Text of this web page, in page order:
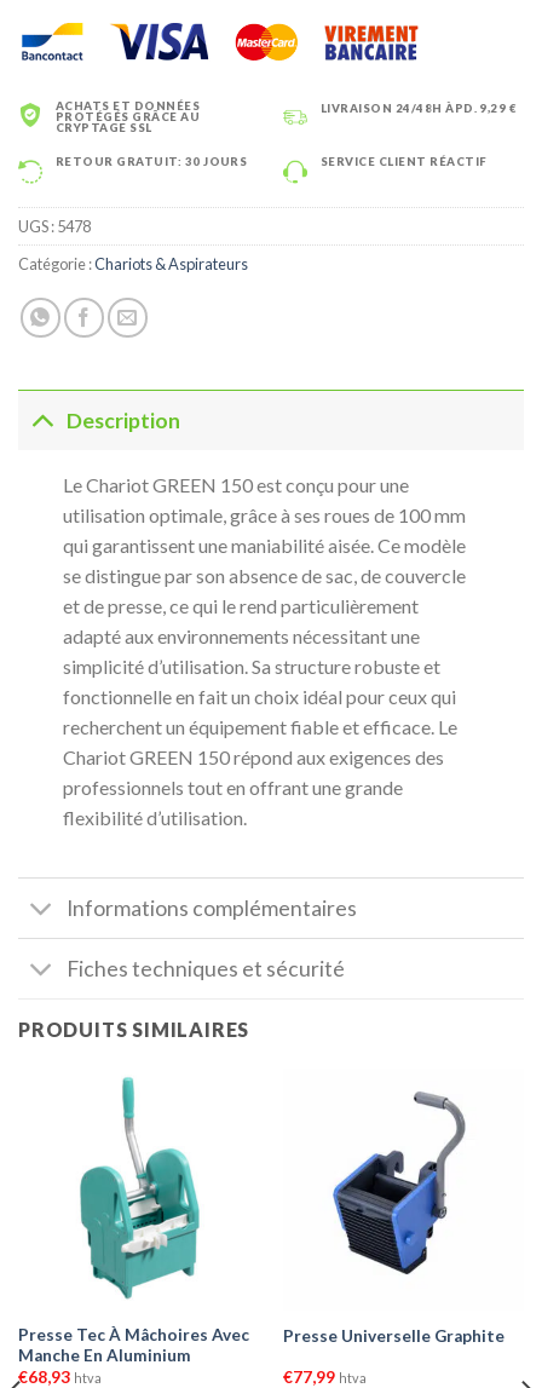
ACHATS ET DONNÉES
PROTÉGÉS GRÂCE AU
CRYPTAGE SSL
LIVRAISON 24/48H ÀPD. 9,29 €
RETOUR GRATUIT: 30 JOURS SERVICE CLIENT RÉACTIF
UGS :5478
Catégorie :Chariots & Aspirateurs
Description
Le Chariot GREEN 150 est conçu pour une
utilisation optimale, grâce à ses roues de 100 mm
qui garantissent une maniabilité aisée. Ce modèle
se distingue par son absence de sac, de couvercle
et de presse, ce qui le rend particulièrement
adapté aux environnements nécessitant une
simplicité d’utilisation. Sa structure robuste et
fonctionnelle en fait un choix idéal pour ceux qui
recherchent un équipement fiable et efficace. Le
Chariot GREEN 150 répond aux exigences des
professionnels tout en offrant une grande
flexibilité d’utilisation.
Informations complémentaires
Fiches techniques et sécurité
PRODUITS SIMILAIRES
Presse Tec À Mâchoires Avec
Manche En Aluminium
€68,93 htva
Presse Universelle Graphite
€77,99 htva